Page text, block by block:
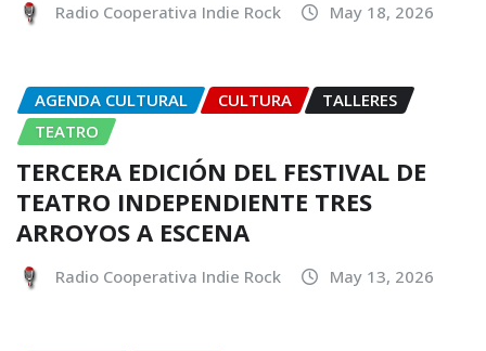
Radio Cooperativa Indie Rock May 18, 2026
AGENDA CULTURAL CULTURA
TALLERES
TEATRO
TERCERA EDICIÓN DEL FESTIVAL DE
TEATRO INDEPENDIENTE TRES
ARROYOS A ESCENA
Radio Cooperativa Indie Rock May 13, 2026